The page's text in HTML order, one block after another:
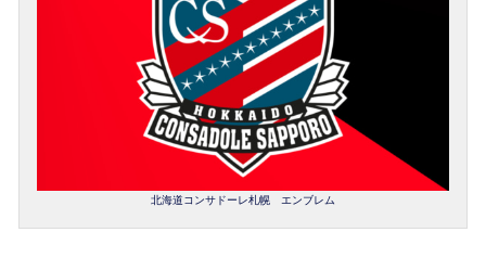
北海道コンサドーレ札幌 エンブレム